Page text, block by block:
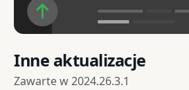
Inne aktualizacje
Zawarte w2024.26.3.1